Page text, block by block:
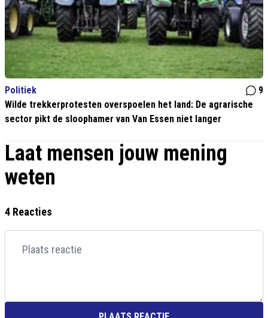
Politiek
9
Wilde trekkerprotesten overspoelen het land: De agrarische
sector pikt de sloophamer van Van Essen niet langer
Laat mensen jouw mening
weten
4 Reacties